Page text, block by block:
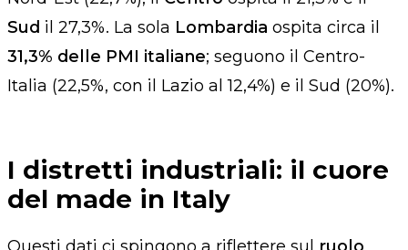
Sud il 27,3%. La sola Lombardia ospita circa il
31,3% delle PMI italiane; seguono il Centro-
Italia (22,5%, con il Lazio al 12,4%) e il Sud (20%).
I distretti industriali: il cuore
del made in Italy